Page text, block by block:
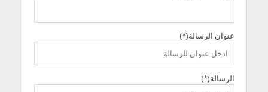
عنوان الرسالة(*)
الرسالة(*)